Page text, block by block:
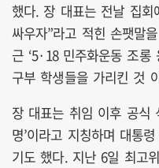
했다. 장 대표는 전날 집
싸우자”라고 적힌 손팻말
근 ‘5·18 민주화운동 조
구부 학생들을 가리킨 것
장 대표는 취임 이후 공식
명’이라고 지칭하며 대통
기도 했다. 지난 6일 최고